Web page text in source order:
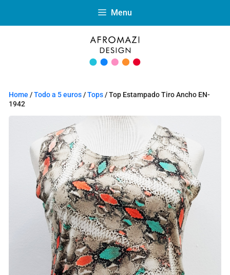
Menu
Home /Todo a 5 euros/Tops/ Top Estampado Tiro Ancho EN-
1942